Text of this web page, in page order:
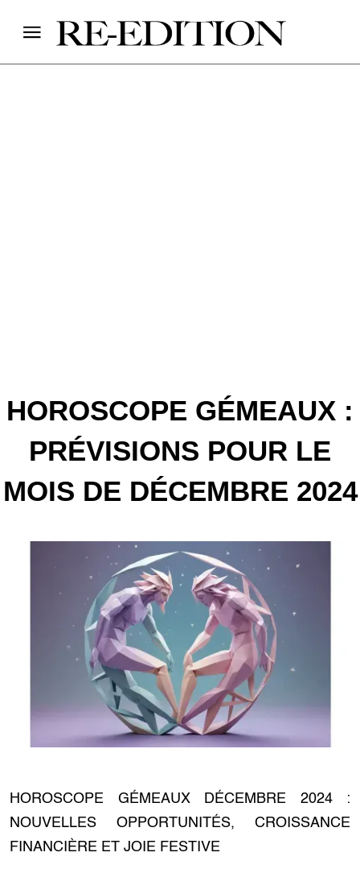
HOROSCOPE GÉMEAUX :
PRÉVISIONS POUR LE
MOIS DE DÉCEMBRE 2024
HOROSCOPE GÉMEAUX DÉCEMBRE 2024 :
NOUVELLES OPPORTUNITÉS, CROISSANCE
FINANCIÈRE ET JOIE FESTIVE